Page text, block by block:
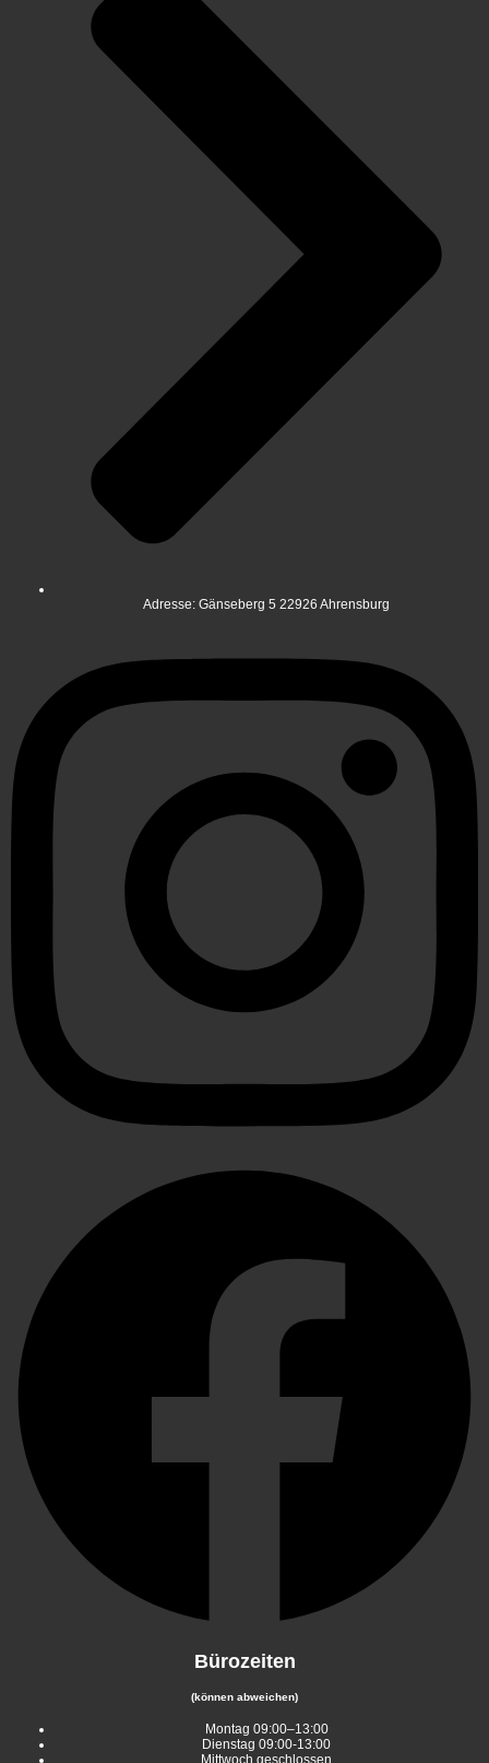
Adresse: Gänseberg 5 22926 Ahrensburg
Bürozeiten
(können abweichen)
Montag 09:00–13:00
Dienstag 09:00-13:00
Mittwoch geschlossen